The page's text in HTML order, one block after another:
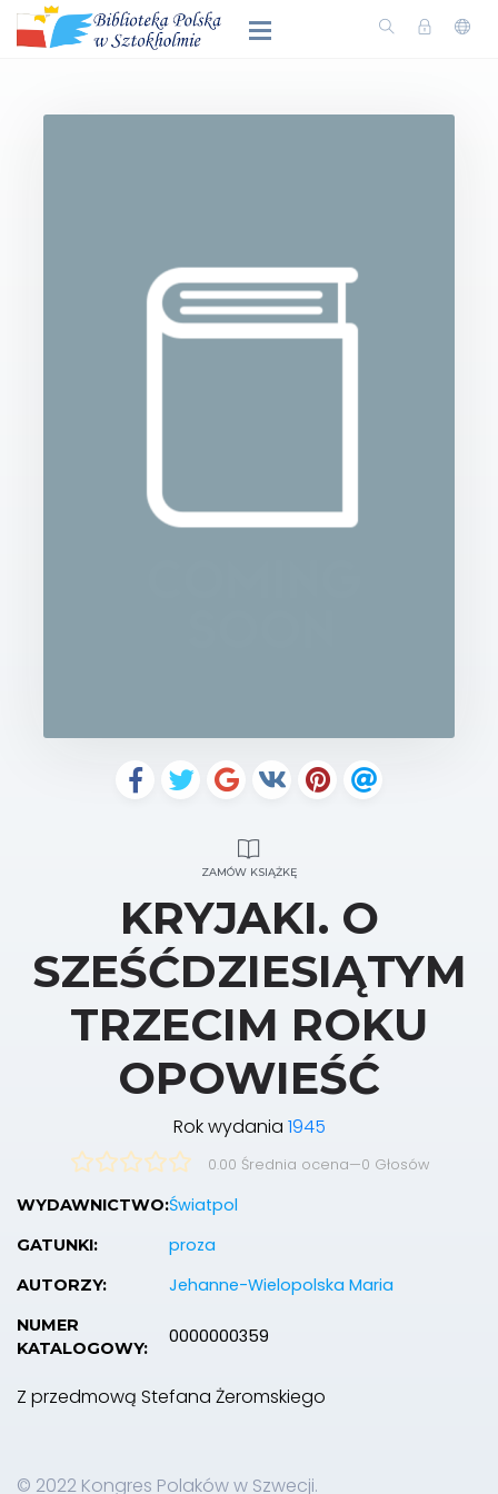
ZAMÓW KSIĄŻKĘ
KRYJAKI. O
SZEŚĆDZIESIĄTYM
TRZECIM ROKU
OPOWIEŚĆ
Rok wydania 1945
0.00 Średnia ocena—0 Głosów
WYDAWNICTWO:Światpol
GATUNKI: proza
AUTORZY: Jehanne-Wielopolska Maria
NUMER
KATALOGOWY:
0000000359
Z przedmową Stefana Żeromskiego
© 2022 Kongres Polaków w Szwecji.